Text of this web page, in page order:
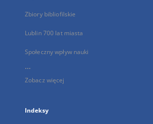
Zbiory bibliofilskie
Lublin 700 lat miasta
Społeczny wpływ nauki
...
Zobacz więcej
Indeksy